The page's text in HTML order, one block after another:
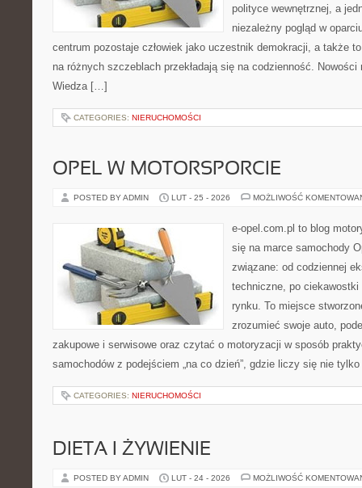
polityce wewnętrznej, a
niezależny pogląd w
centrum pozostaje człowiek jako uczestnik demokracji, a także
na różnych szczeblach przekładają się na codzienność.
Wiedza […]
CATEGORIES: NIERUCHOMOŚCI
OPEL W MOTORSPORCIE
POSTED BY ADMIN LUT - 25 - 2026 MOŻLIWOŚĆ
e-opel.com.pl to blog
się na marce samochody
związane: od codziennej
techniczne, po
rynku. To miejsce
zrozumieć swoje auto,
zakupowe i serwisowe oraz czytać o motoryzacji w sposób
samochodów z podejściem „na co dzień”, gdzie liczy się nie
CATEGORIES: NIERUCHOMOŚCI
DIETA I ŻYWIENIE
POSTED BY ADMIN LUT - 24 - 2026 MOŻLIWOŚĆ